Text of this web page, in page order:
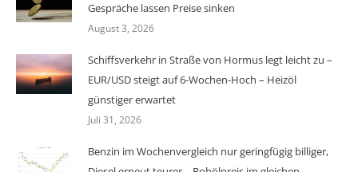
Gespräche lassen Preise sinken
August 3, 2026
Schiffsverkehr in Straße von Hormus legt leicht zu –
EUR/USD steigt auf 6-Wochen-Hoch – Heizöl
günstiger erwartet
Juli 31, 2026
Benzin im Wochenvergleich nur geringfügig billiger,